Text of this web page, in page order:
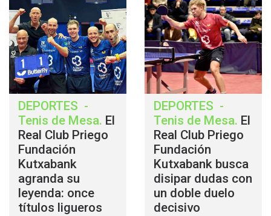
DEPORTES -
Tenis de Mesa. El
Real Club Priego
Fundación
Kutxabank
agranda su
leyenda: once
títulos ligueros
DEPORTES -
Tenis de Mesa. El
Real Club Priego
Fundación
Kutxabank busca
disipar dudas con
un doble duelo
decisivo